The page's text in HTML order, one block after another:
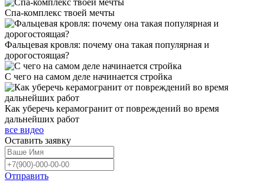
Спа-комплекс твоей мечты
Фальцевая кровля: почему она такая популярная и
дорогостоящая?
С чего на самом деле начинается стройка
Как уберечь керамогранит от повреждений во время
дальнейших работ
все видео
Оставить заявку
Отправить